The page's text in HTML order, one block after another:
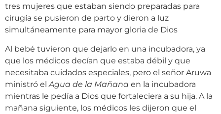
tres mujeres que estaban siendo preparadas para
cirugía se pusieron de parto y dieron a luz
simultáneamente para mayor gloria de Dios
Al bebé tuvieron que dejarlo en una incubadora, ya
que los médicos decían que estaba débil y que
necesitaba cuidados especiales, pero el señor Aruwa
ministró el Agua de la Mañana en la incubadora
mientras le pedía a Dios que fortaleciera a su hija. A la
mañana siguiente, los médicos les dijeron que el